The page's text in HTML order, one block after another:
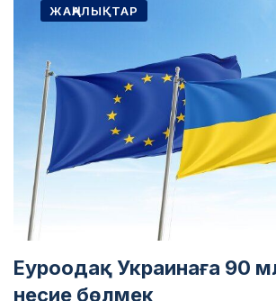
ЖАҢАЛЫҚТАР
Еуроодақ Украинаға 90
несие бөлмек